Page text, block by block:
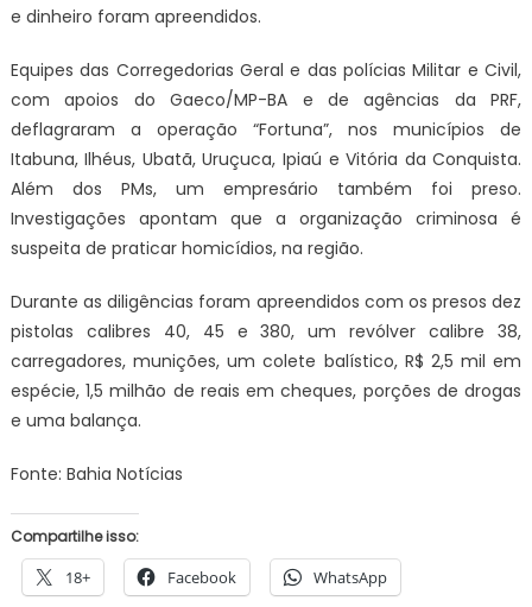
e dinheiro foram apreendidos.
Equipes das Corregedorias Geral e das polícias Militar e Civil,
com apoios do Gaeco/MP-BA e de agências da PRF,
deflagraram a operação “Fortuna”, nos municípios de
Itabuna, Ilhéus, Ubatã, Uruçuca, Ipiaú e Vitória da Conquista.
Além dos PMs, um empresário também foi preso.
Investigações apontam que a organização criminosa é
suspeita de praticar homicídios, na região.
Durante as diligências foram apreendidos com os presos dez
pistolas calibres 40, 45 e 380, um revólver calibre 38,
carregadores, munições, um colete balístico, R$ 2,5 mil em
espécie, 1,5 milhão de reais em cheques, porções de drogas
e uma balança.
Fonte: Bahia Notícias
Compartilhe isso:
18+ Facebook WhatsApp